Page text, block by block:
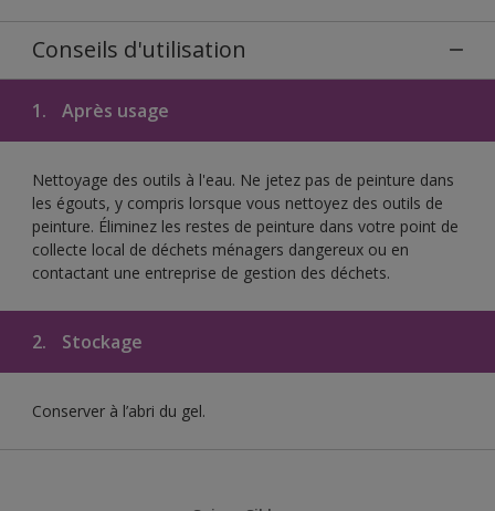
Conseils d'utilisation
1. Après usage
Nettoyage des outils à l'eau. Ne jetez pas de peinture dans
les égouts, y compris lorsque vous nettoyez des outils de
peinture. Éliminez les restes de peinture dans votre point de
collecte local de déchets ménagers dangereux ou en
contactant une entreprise de gestion des déchets.
2. Stockage
Conserver à l’abri du gel.